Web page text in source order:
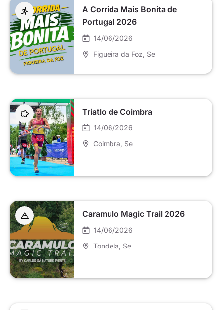
A Corrida Mais Bonita de
Portugal 2026
14/06/2026
Figueira da Foz , Se
Triatlo de Coimbra
14/06/2026
Coimbra , Se
Caramulo Magic Trail 2026
14/06/2026
Tondela , Se